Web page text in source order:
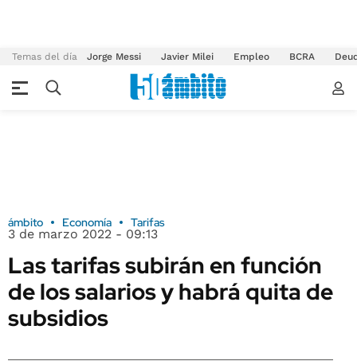
Temas del día Jorge Messi Javier Milei Empleo BCRA
ámbito Economía Tarifas
3 de marzo 2022 - 09:13
Las tarifas subirán en función
de los salarios y habrá quita de
subsidios